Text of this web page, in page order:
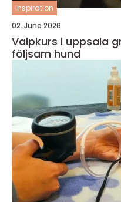
inspiration
02. June 2026
Valpkurs i uppsala grunden för en trygg och
följsam hund